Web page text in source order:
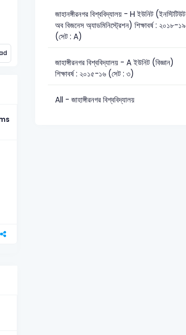
জাহানঙ্গীরনগর বিশ্ববিদ্যালয় - H ইউনিট (ইনস্টিটিউট
অব বিজনেস অ্যাডমিনিস্ট্রেশন) শিক্ষাবর্ষ : ২০১৮-১৯
(সেট : A)
জাহাঙ্গীরনগর বিশ্ববিদ্যালয় - A ইউনিট (বিজ্ঞান)
শিক্ষাবর্ষ : ২০১৫-১৬ (সেট : ৩)
All - জাহাঙ্গীরনগর বিশ্ববিদ্যালয়